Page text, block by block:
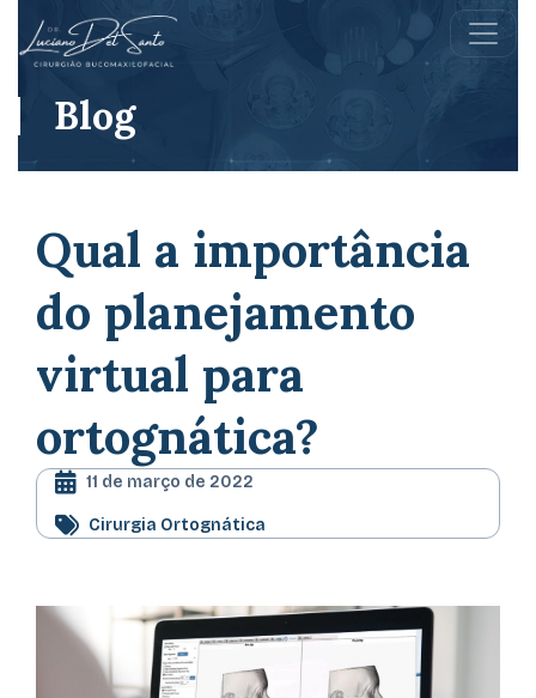
Blog
Qual a importância
do planejamento
virtual para
ortognática?
11 de março de 2022
Cirurgia Ortognática